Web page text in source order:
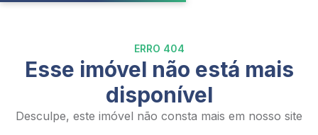
ERRO 404
Esse imóvel não está mais
disponível
Desculpe, este imóvel não consta mais em nosso site